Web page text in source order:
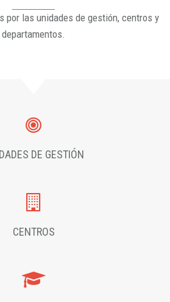
por las unidades de gestión, centros y
departamentos.
DE GESTIÓN
CENTROS